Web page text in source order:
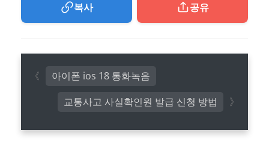
복사 공유
교통사고 사실확인원 발급 신청 방법
아이폰 ios 18 통화녹음